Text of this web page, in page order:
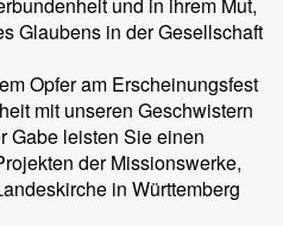
Glaubens in der Gesellschaft
Opfer am Erscheinungsfest
mit unseren Geschwistern
Gabe leisten Sie einen
der Missionswerke,
in Württemberg